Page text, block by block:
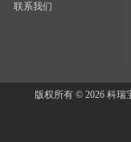
联系我们
版权所有 © 2026 科